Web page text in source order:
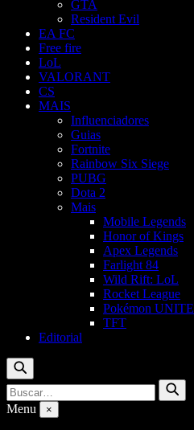
GTA
Resident Evil
EA FC
Free fire
LoL
VALORANT
CS
MAIS
Influenciadores
Guias
Fortnite
Rainbow Six Siege
PUBG
Dota 2
Mais
Mobile Legends
Honor of Kings
Apex Legends
Farlight 84
Wild Rift: LoL
Rocket League
Pokémon UNITE
TFT
Editorial
Buscar
Buscar
por:
Buscar
Menu ×